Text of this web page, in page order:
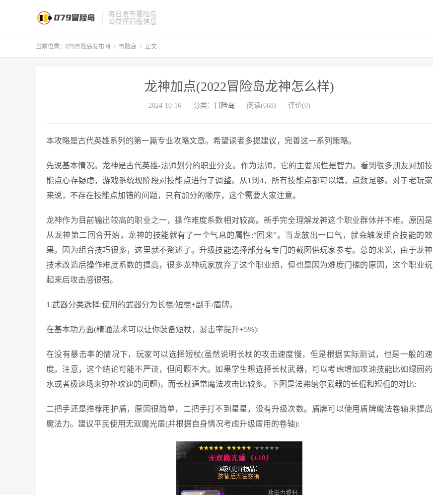
每日发布冒险岛
公益怀旧版信息
当前位置： 079冒险岛发布网 > 冒险岛 > 正文
龙神加点(2022冒险岛龙神怎么样)
2024-10-16 分类： 冒险岛 阅读(668) 评论(0)
本攻略是古代英雄系列的第一篇专业攻略文章。希望读者多提建议，完善这一系列策略。
先说基本情况。龙神是古代英雄-法师划分的职业分支。作为法师，它的主要属性是智力。看到很多朋友对加技
能点心存疑虑，游戏系统现阶段对技能点进行了调整。从1到4，所有技能点都可以填，点数足够。对于老玩家
来说，不存在技能点加错的问题，只有加分的顺序，这个需要大家注意。
龙神作为目前输出较高的职业之一，操作难度系数相对较高。新手完全理解龙神这个职业群体并不难。原因是
从龙神第二回合开始，龙神的技能就有了一个气息的属性:“回来”。当龙放出一口气，就会触发组合技能的效
果。因为组合技巧很多，这里就不赘述了。升级技能选择部分有专门的截图供玩家参考。总的来说，由于龙神
技术改造后操作难度系数的提高，很多龙神玩家放弃了这个职业组，但也是因为难度门槛的原因，这个职业玩
起来后攻击感很强。
1.武器分类选择:使用的武器分为长棍/短棍+副手/盾牌。
在基本功方面(精通法术可以让你装备短杖，暴击率提升+5%):
在没有暴击率的情况下，玩家可以选择短杖(虽然说明长杖的攻击速度慢，但是根据实际测试，也是一般的速
度。注意，这个结论可能不严谨，但问题不大。如果学生想选择长杖武器，可以考虑增加攻速技能比如绿园药
水或者极速场来弥补攻速的问题)，而长杖通常魔法攻击比较多。下图是法弗纳尔武器的长棍和短棍的对比:
二把手还是推荐用护盾，原因很简单，二把手打不到星星，没有升级次数。盾牌可以使用盾牌魔法卷轴来提高
魔法力。建议平民使用无双魔光盾(并根据自身情况考虑升级盾用的卷轴):